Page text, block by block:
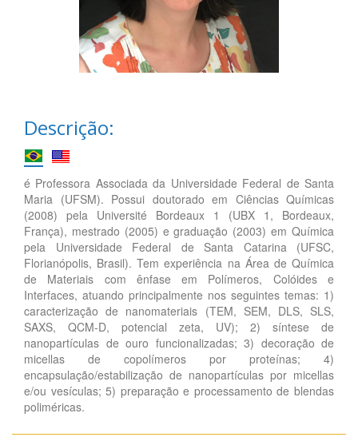
Descrição:
é Professora Associada da Universidade Federal de Santa
Maria (UFSM). Possui doutorado em Ciências Químicas
(2008) pela Université Bordeaux 1 (UBX 1, Bordeaux,
França), mestrado (2005) e graduação (2003) em Química
pela Universidade Federal de Santa Catarina (UFSC,
Florianópolis, Brasil). Tem experiência na Área de Química
de Materiais com ênfase em Polímeros, Colóides e
Interfaces, atuando principalmente nos seguintes temas: 1)
caracterização de nanomateriais (TEM, SEM, DLS, SLS,
SAXS, QCM-D, potencial zeta, UV); 2) síntese de
nanopartículas de ouro funcionalizadas; 3) decoração de
micellas de copolímeros por proteínas; 4)
encapsulação/estabilização de nanopartículas por micellas
e/ou vesículas; 5) preparação e processamento de blendas
poliméricas.